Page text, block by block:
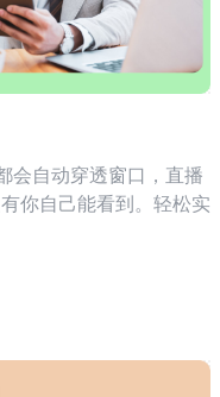
会自动穿透窗口，直播
你自己能看到。轻松实